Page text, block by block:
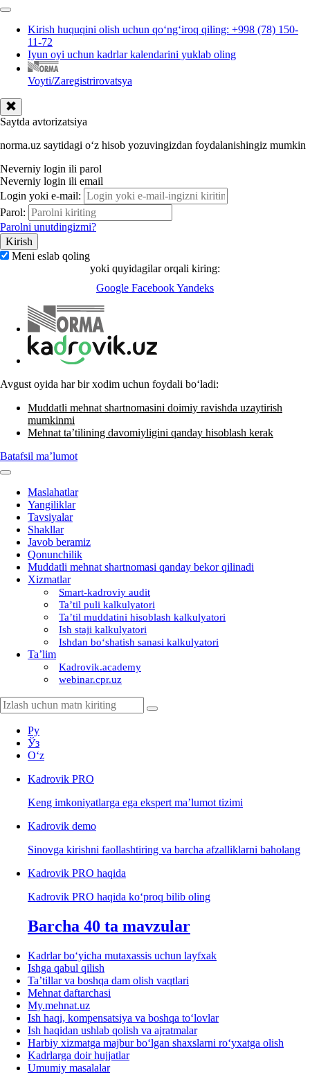
Kirish huquqini olish uchun qoʻngʻiroq qiling: +998 (78) 150-
11-72
Iyun oyi uchun kadrlar kalendarini yuklab oling
Voyti/Zaregistrirovatsya
Saytda avtorizatsiya
norma.uz saytidagi oʻz hisob yozuvingizdan foydalanishingiz mumkin
Neverniy login ili parol
Neverniy login ili email
Login yoki e-mail:
Parol:
Parolni unutdingizmi?
Meni eslab qoling
yoki quyidagilar orqali kiring:
Google FacebookYandeks
Avgust oyida har bir хodim uchun foydali boʻladi:
Muddatli mehnat shartnomasini doimiy ravishda uzaytirish
mumkinmi
Mehnat ta’tilining davomiyligini qanday hisoblash kerak
Batafsil ma’lumot
Maslahatlar
Yangiliklar
Tavsiyalar
Shakllar
Javob beramiz
Qonunchilik
Muddatli mehnat shartnomasi qanday bekor qilinadi
Xizmatlar
Smart-kadroviy audit
Ta’til puli kalkulyatori
Ta’til muddatini hisoblash kalkulyatori
Ish staji kalkulyatori
Ishdan boʻshatish sanasi kalkulyatori
Ta’lim
Kadrovik.academy
webinar.cpr.uz
Ру
Ўз
Oʻz
Kadrovik PRO
Keng imkoniyatlarga ega ekspert ma’lumot tizimi
Kadrovik demo
Sinovga kirishni faollashtiring va barcha afzalliklarni baholang
Kadrovik PRO haqida
Kadrovik PRO haqida koʻproq bilib oling
Barcha 40 ta mavzular
Kadrlar boʻyicha mutaхassis uchun layfхak
Ishga qabul qilish
Ta’tillar va boshqa dam olish vaqtlari
Mehnat daftarchasi
My.mehnat.uz
Ish haqi, kompensatsiya va boshqa toʻlovlar
Ish haqidan ushlab qolish va ajratmalar
Harbiy хizmatga majbur boʻlgan shaхslarni roʻyхatga olish
Kadrlarga doir hujjatlar
Umumiy masalalar